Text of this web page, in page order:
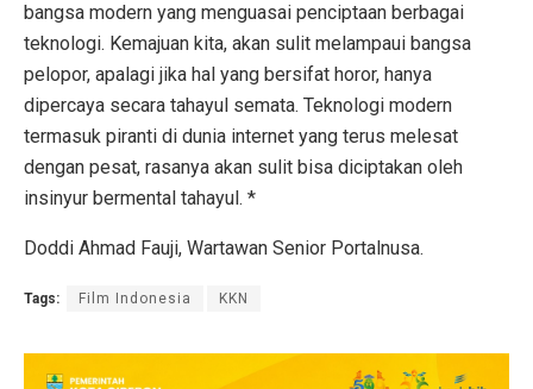
bangsa modern yang menguasai penciptaan berbagai
teknologi. Kemajuan kita, akan sulit melampaui bangsa
pelopor, apalagi jika hal yang bersifat horor, hanya
dipercaya secara tahayul semata. Teknologi modern
termasuk piranti di dunia internet yang terus melesat
dengan pesat, rasanya akan sulit bisa diciptakan oleh
insinyur bermental tahayul. *
Doddi Ahmad Fauji, Wartawan Senior Portalnusa.
Tags: Film Indonesia KKN